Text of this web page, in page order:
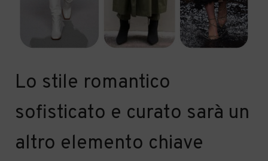
Lo stile romantico
sofisticato e curato sarà un
altro elemento chiave